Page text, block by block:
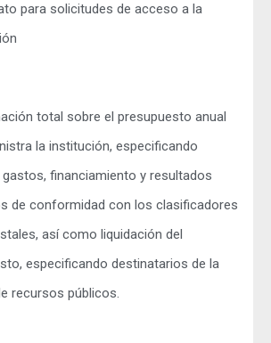
para solicitudes de acceso a la
total sobre el presupuesto anual
la institución, especificando
financiamiento y resultados
de conformidad con los clasificadores
así como liquidación del
especificando destinatarios de la
recursos públicos.